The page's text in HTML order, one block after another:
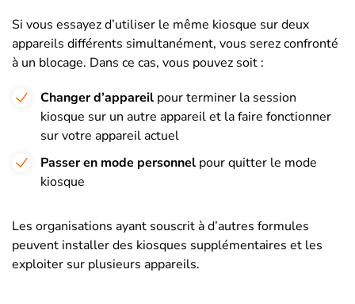
Si vous essayez d’utiliser le même kiosque sur deux
appareils différents simultanément, vous serez confronté
à un blocage. Dans ce cas, vous pouvez soit :
Changer d’appareil pour terminer la session
kiosque sur un autre appareil et la faire fonctionner
sur votre appareil actuel
Passer en mode personnel pour quitter le mode
kiosque
Les organisations ayant souscrit à d’autres formules
peuvent installer des kiosques supplémentaires et les
exploiter sur plusieurs appareils.